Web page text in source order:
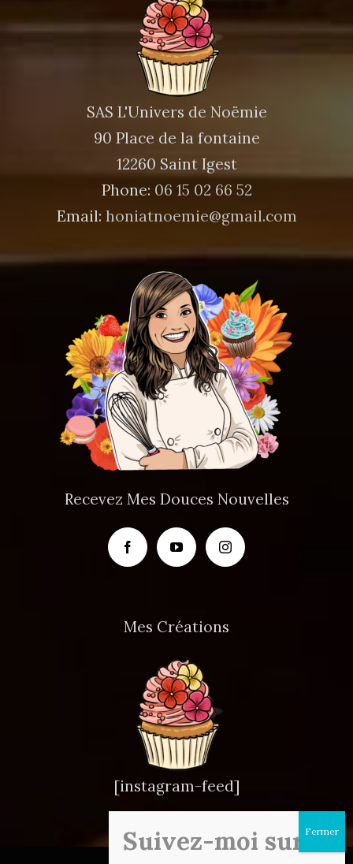
SAS L'Univers de Noëmie
90 Place de la fontaine
12260 Saint Igest
Phone: 06 15 02 66 52
Email: honiatnoemie@gmail.com
Recevez Mes Douces Nouvelles
Mes Créations
[instagram-feed]
Suivez-moi sur